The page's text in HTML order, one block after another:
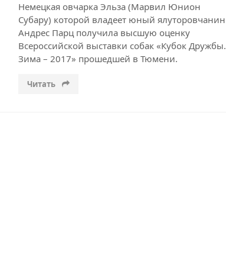
Немецкая овчарка Эльза (Марвил Юнион
Субару) которой владеет юный ялуторовчанин
Андрес Парц получила высшую оценку
Всероссийской выставки собак «Кубок Дружбы.
Зима – 2017» прошедшей в Тюмени.
Читать